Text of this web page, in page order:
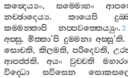
කන්‍දෙය්‍යං, සම‍්මොහං
නච‍්ඡාදෙය්‍ය. කායෙපි
කම‍්මන‍්තාපි
නප‍්පවත‍්තෙය්‍යුං. 2
අස‍්සු.මිත‍්තා’පි දුම‍්මනා අස‍්සූ’ති
සොචති, කිලමති,පරිදෙවති,
ආපජ‍්ජති.අයං වුච‍්චති
විද‍්ධො
සවිසෙන